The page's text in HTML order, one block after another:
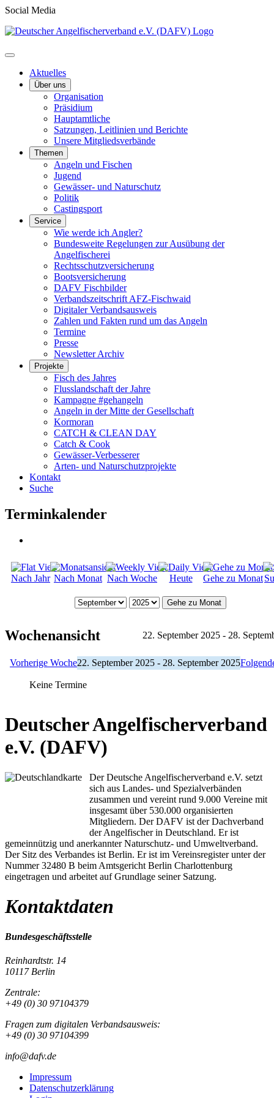
Social Media
Aktuelles
Über uns
Organisation
Präsidium
Hauptamtliche
Satzungen, Leitlinien und Berichte
Unsere Mitgliedsverbände
Themen
Angeln und Fischen
Jugend
Gewässer- und Naturschutz
Politik
Castingsport
Service
Wie werde ich Angler?
Bundesweite Regelungen zur Ausübung der
Angelfischerei
Rechtsschutzversicherung
Bootsversicherung
DAFV Fischbilder
Verbandszeitschrift AFZ-Fischwaid
Digitaler Verbandsausweis
Zahlen und Fakten rund um das Angeln
Termine
Presse
Newsletter Archiv
Projekte
Fisch des Jahres
Flusslandschaft der Jahre
Kampagne #gehangeln
Angeln in der Mitte der Gesellschaft
Kormoran
CATCH & CLEAN DAY
Catch & Cook
Gewässer-Verbesserer
Arten- und Naturschutzprojekte
Kontakt
Suche
Terminkalender
Nach Jahr Nach Monat Nach Woche Heute Gehe zu Monat
Gehe zu Monat
Wochenansicht 22. September 2025 - 28.
Vorherige Woche22. September 2025 - 28. September 2025
Keine Termine
Deutscher Angelfischerverband
e.V. (DAFV)
Der Deutsche Angelfischerverband e.V. setzt
sich aus Landes- und Spezialverbänden
zusammen und vereint rund 9.000 Vereine mit
insgesamt über 530.000 organisierten
Mitgliedern. Der DAFV ist der Dachverband
der Angelfischer in Deutschland. Er ist
gemeinnützig und anerkannter Naturschutz- und Umweltverband.
Der Sitz des Verbandes ist Berlin. Er ist im Vereinsregister unter der
Nummer 32480 B beim Amtsgericht Berlin Charlottenburg
eingetragen und arbeitet auf Grundlage seiner Satzung.
Kontaktdaten
Bundesgeschäftsstelle
Reinhardtstr. 14
10117 Berlin
Zentrale:
+49 (0) 30 97104379
Fragen zum digitalen Verbandsausweis:
+49 (0) 30 97104399
info@dafv.de
Impressum
Datenschutzerklärung